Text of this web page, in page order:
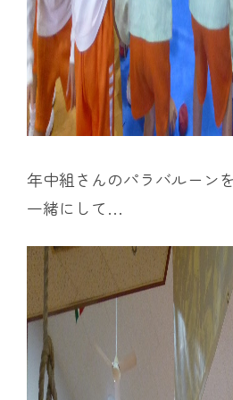
年中組さんのパラバルーン
一緒にして…